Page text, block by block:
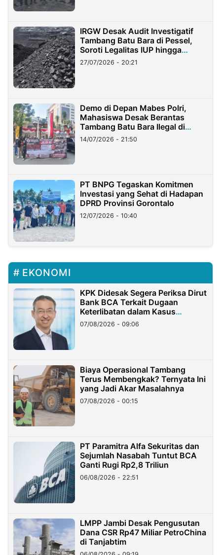
IRGW Desak Audit Investigatif
Tambang Batu Bara di Pessel,
Soroti Legalitas IUP hingga
Stockpile
27/07/2026 - 20:21
Demo di Depan Mabes Polri,
Mahasiswa Desak Berantas
Tambang Batu Bara Ilegal di
Lampung
14/07/2026 - 21:50
PT BNPG Tegaskan Komitmen
Investasi yang Sehat di Hadapan
DPRD Provinsi Gorontalo
12/07/2026 - 10:40
EKONOMI
KPK Didesak Segera Periksa Dirut
Bank BCA Terkait Dugaan
Keterlibatan dalam Kasus
Hilangnya Dana Nasabah Rp2,58
Miliar
07/08/2026 - 09:06
Biaya Operasional Tambang
Terus Membengkak? Ternyata Ini
yang Jadi Akar Masalahnya
07/08/2026 - 00:15
PT Paramitra Alfa Sekuritas dan
Sejumlah Nasabah Tuntut BCA
Ganti Rugi Rp2,8 Triliun
06/08/2026 - 22:51
LMPP Jambi Desak Pengusutan
Dana CSR Rp47 Miliar PetroChina
di Tanjabtim